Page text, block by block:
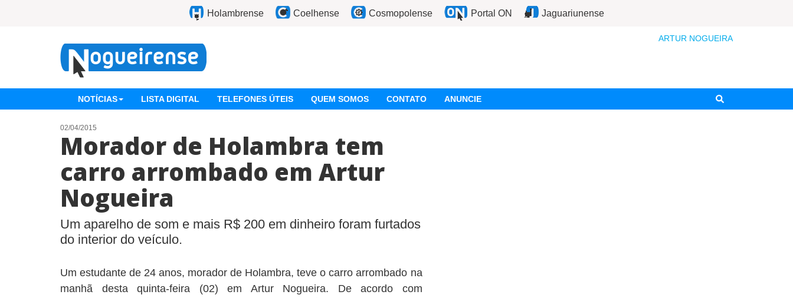
Holambrense Coelhense Cosmopolense Portal ON Jaguariunense
ARTUR NOGUEIRA
NOTÍCIAS LISTA DIGITAL TELEFONES ÚTEIS QUEM SOMOS CONTATO ANUNCIE
02/04/2015
Morador de Holambra tem
carro arrombado em Artur
Nogueira
Um aparelho de som e mais R$ 200 em dinheiro foram furtados
do interior do veículo.
Um estudante de 24 anos, morador de Holambra, teve o carro arrombado na
manhã desta quinta-feira (02) em Artur Nogueira. De acordo com